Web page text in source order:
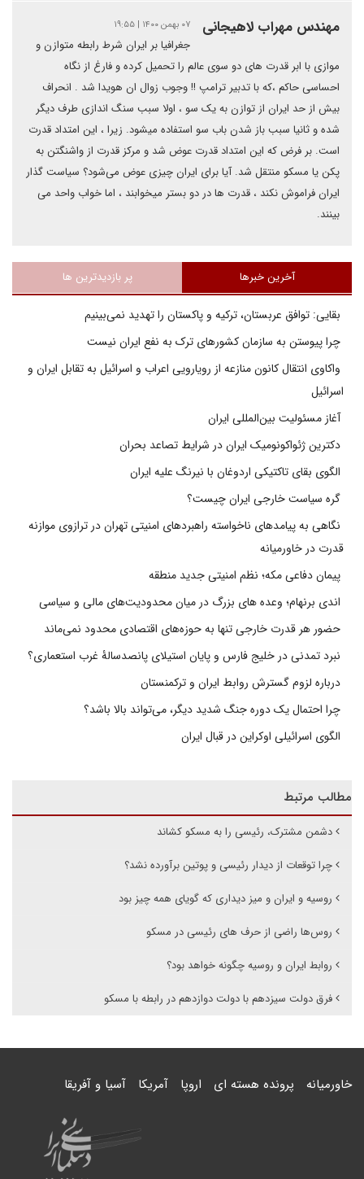
مهندس مهراب لاهیجانی ۰۷ بهمن ۱۴۰۰ | ۱۹:۵۵
جغرافیا بر ایران شرط رابطه متوازن و
موازی با ابر قدرت های دو سوی عالم را تحمیل کرده و فارغ از نگاه
احساسی حاکم ،که با تدبیر ترامپ !! وجوب زوال ان هویدا شد . انحراف
بیش از حد ایران از توازن به یک سو ، اولا سبب سنگ اندازی طرف دیگر
شده و ثانیا سبب باز شدن باب سو استفاده میشود. زیرا ، این امتداد قدرت
است. بر فرض که این امتداد قدرت عوض شد و مرکز قدرت از واشنگتن به
پکن یا مسکو منتقل شد. آیا برای ایران چیزی عوض می‌شود؟ سیاست گذار
ایران فراموش نکند ، قدرت ها در دو بستر میخوابند ، اما خواب واحد می
بینند.
آخرین خبرها پر بازدیدترین ها
بقایی: توافق عربستان، ترکیه و پاکستان را تهدید نمی‌بینیم
چرا پیوستن به سازمان کشورهای ترک به نفع ایران نیست
واکاوی انتقال کانون منازعه از رویارویی اعراب و اسرائیل به تقابل ایران و
اسرائیل
آغاز مسئولیت بین‌المللی ایران
دکترین ژئواکونومیک ایران در شرایط تصاعد بحران
الگوی بقای تاکتیکی اردوغان با نیرنگ علیه ایران
گره سیاست خارجی ایران چیست؟
نگاهی به پیامدهای ناخواسته راهبردهای امنیتی تهران در ترازوی موازنه
قدرت در خاورمیانه
پیمان دفاعی مکه؛ نظم امنیتی جدید منطقه
اندی برنهام؛ وعده های بزرگ در میان محدودیت‌های مالی و سیاسی
حضور هر قدرت خارجی تنها به حوزه‌های اقتصادی محدود نمی‌ماند
نبرد تمدنی در خلیج فارس و پایان استیلای پانصدسالۀ غرب استعماری؟
درباره لزوم گسترش روابط ایران و ترکمنستان
چرا احتمال یک دوره جنگ شدید دیگر، می‌تواند بالا باشد؟
الگوی اسرائیلی اوکراین در قبال ایران
مطالب مرتبط
دشمن مشترک، رئیسی را به مسکو کشاند
چرا توقعات از دیدار رئیسی و پوتین برآورده نشد؟
روسیه و ایران و میز دیداری که گویای همه چیز بود
روس‌ها راضی از حرف های رئیسی در مسکو
روابط ایران و روسیه چگونه خواهد بود؟
فرق دولت سیزدهم با دولت دوازدهم در رابطه با مسکو
خاورمیانه پرونده هسته ای اروپا آمریکا آسیا و آفریقا